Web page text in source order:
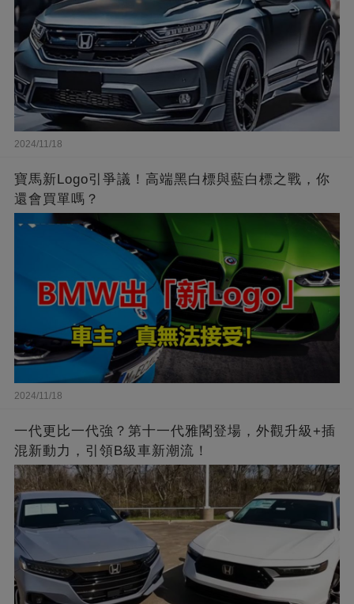
2024/11/18
寶馬新Logo引爭議！高端黑白標與藍白標之戰，你
還會買單嗎？
2024/11/18
一代更比一代強？第十一代雅閣登場，外觀升級+插
混新動力，引領B級車新潮流！